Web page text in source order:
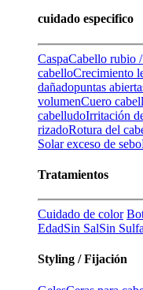
cuidado especifico
CaspaCabello rubio
cabelloCrecimiento
dañadopuntas
volumenCuero
cabelludoIrritación
rizadoRotura del
Solarexceso de sebo
Tratamientos
Cuidado de color
EdadSin SalSin
Styling / Fijación